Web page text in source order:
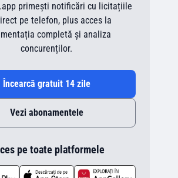
primești notificări cu licitațiile
pe telefon, plus acces la
completă și analiza
concurenților.
Încearcă gratuit 14 zile
Vezi abonamentele
pe toate platformele